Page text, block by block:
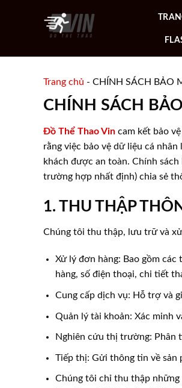
Trang chủ - CHÍNH SÁCH BẢO
CHÍNH SÁCH
Đồ Thể Thao Vin cam kết bảo
rằng việc bảo vệ dữ liệu cá
khách được an toàn. Chính
trường hợp nhất định) chia sẻ
1. THU THẬP
Chúng tôi thu thập, lưu trữ và
Xử lý đơn hàng: Bao gồm
hàng, số điện thoại, chi tiết
Cung cấp dịch vụ: Hỗ trợ và
Quản lý tài khoản: Xác minh
Nghiên cứu thị trường: Phân
Tiếp thị: Gửi thông tin về sản
Chúng tôi chỉ thu thập những